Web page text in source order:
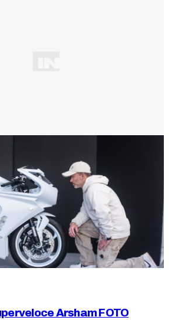
Arsham FOTO